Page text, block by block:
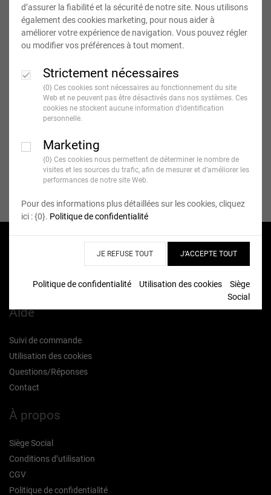
d’assurer la fiabilité et la sécurité de notre site. Nous utilisons
également des cookies marketing, pour nous aider à
améliorer votre expérience de navigation. Vous pouvez régler
ou modifier vos préférences à tout moment.
Strictement nécessaires
{0} Ces cookies sont nécessaires au fonctionnement du site
Web et ne peuvent pas être désactivés dans nos systèmes. Ces
cookies ne stockent aucune information d’identification
personnelle.
Marketing
{0} Ces cookies nous permettent de déterminer le nombre de
visites et les sources du trafic, afin de mesurer et d’améliorer les
performances de notre site Web.
Pour des informations plus détaillées sur les cookies, cliquez
ici : {0}. Politique de confidentialité
JE REFUSE TOUT J’ACCEPTE TOUT
Politique de confidentialité Utilisation des cookies
Siège
Social
Mon panier est vide!
Aide
Suivi de commande
Utilisation des cookies
Questions/Réponses
Contact
À propos
Siège Social
Conditions d’utilisation
CGV
Politique de confidentialité